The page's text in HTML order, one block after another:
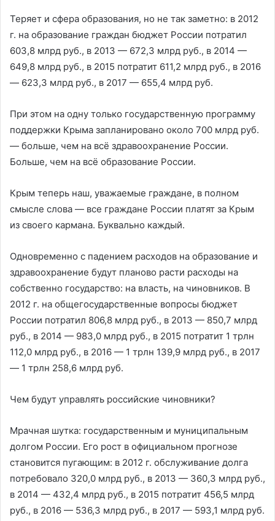
Теряет и сфера образования, но не так заметно: в 2012
г. на образование граждан бюджет России потратил
603,8 млрд руб., в 2013 — 672,3 млрд руб., в 2014 —
649,8 млрд руб., в 2015 потратит 611,2 млрд руб., в 2016
— 623,3 млрд руб., в 2017 — 655,4 млрд руб.
При этом на одну только государственную программу
поддержки Крыма запланировано около 700 млрд руб.
— больше, чем на всё здравоохранение России.
Больше, чем на всё образование России.
Крым теперь наш, уважаемые граждане, в полном
смысле слова — все граждане России платят за Крым
из своего кармана. Буквально каждый.
Одновременно с падением расходов на образование и
здравоохранение будут планово расти расходы на
собственно государство: на власть, на чиновников. В
2012 г. на общегосударственные вопросы бюджет
России потратил 806,8 млрд руб., в 2013 — 850,7 млрд
руб., в 2014 — 983,0 млрд руб., в 2015 потратит 1 трлн
112,0 млрд руб., в 2016 — 1 трлн 139,9 млрд руб., в 2017
— 1 трлн 258,6 млрд руб.
Чем будут управлять российские чиновники?
Мрачная шутка: государственным и муниципальным
долгом России. Его рост в официальном прогнозе
становится пугающим: в 2012 г. обслуживание долга
потребовало 320,0 млрд руб., в 2013 — 360,3 млрд руб.,
в 2014 — 432,4 млрд руб., в 2015 потратит 456,5 млрд
руб., в 2016 — 536,3 млрд руб., в 2017 — 593,1 млрд руб.